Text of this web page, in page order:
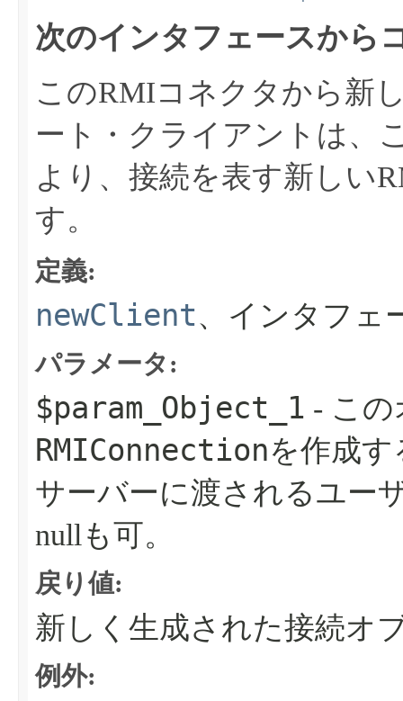
次のインタフェースから
このRMIコネクタから新
ート・クライアントは、
より、接続を表す新しい
す。
定義:
newClient、インタフェ
パラメータ:
$param_Object_1 - こ
RMIConnectionを作成
サーバーに渡されるユー
nullも可。
戻り値:
新しく生成された接続オ
例外: